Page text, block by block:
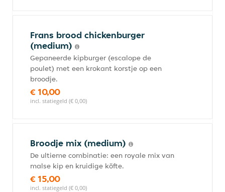
Frans brood chickenburger
(medium)
Gepaneerde kipburger (escalope de
poulet) met een krokant korstje op een
broodje.
€ 10,00
incl. statiegeld (€ 0,00)
Broodje mix (medium)
De ultieme combinatie: een royale mix van
malse kip en kruidige köfte.
€ 15,00
incl. statiegeld (€ 0,00)